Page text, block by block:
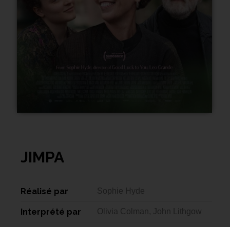
JIMPA
Réalisé par Sophie Hyde
Interprété par Olivia Colman, John Lithgow